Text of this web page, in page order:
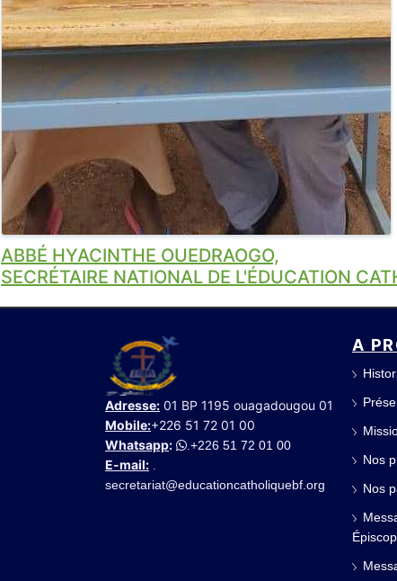
ABBÉ HYACINTHE OUEDRAOGO,
SECRÉTAIRE NATIONAL DE L'ÉDUCATION
Adresse: 01 BP 1195 ouagadougou 01
Mobile:+226 51 72 01 00
Whatsapp: +226 51 72 01 00
E-mail:
secretariat@educationcatholiquebf.org
A
Nos
Nos